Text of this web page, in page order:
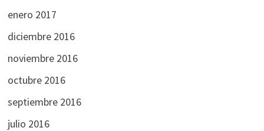
enero 2017
diciembre 2016
noviembre 2016
octubre 2016
septiembre 2016
julio 2016